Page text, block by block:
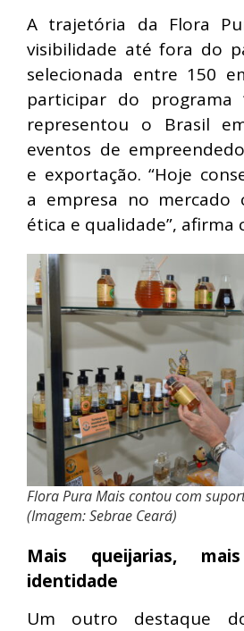
A trajetória da Flora
visibilidade até fora do
selecionada entre 150
participar do programa
representou o Brasil
eventos de
e exportação. “Hoje
a empresa no mercado
ética e qualidade”, afirma
Flora Pura Mais contou com
(Imagem: Sebrae Ceará)
Mais queijarias,
identidade
Um outro destaque